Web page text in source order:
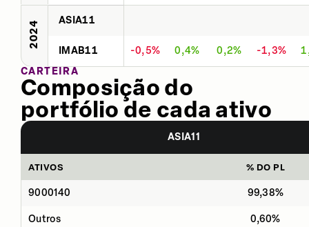
2024 ASIA11
IMAB11 -0,5% 0,4% 0,2% -1,3%
CARTEIRA
Composição do
portfólio de cada ativo
ASIA11
ATIVOS % DO PL
9000140 99,38%
Outros 0,60%